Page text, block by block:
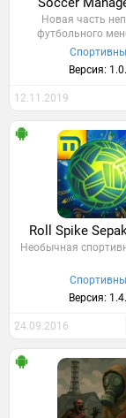
Новая часть
футбольного
Версия:
12.11.2019
Roll Spike
Необычная
Версия:
24.09.2016